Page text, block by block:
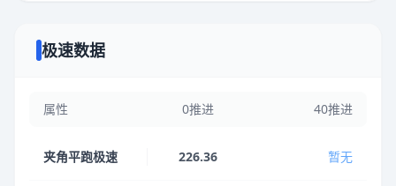
极速数据
属性 0推进 40推进
夹角平跑极速 226.36 暂无